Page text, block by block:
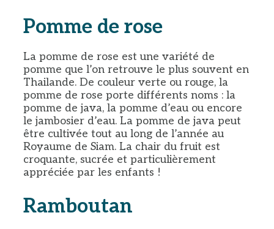
Pomme de rose
La pomme de rose est une variété de
pomme que l’on retrouve le plus souvent en
Thailande. De couleur verte ou rouge, la
pomme de rose porte différents noms : la
pomme de java, la pomme d’eau ou encore
le jambosier d’eau. La pomme de java peut
être cultivée tout au long de l’année au
Royaume de Siam. La chair du fruit est
croquante, sucrée et particulièrement
appréciée par les enfants !
Ramboutan